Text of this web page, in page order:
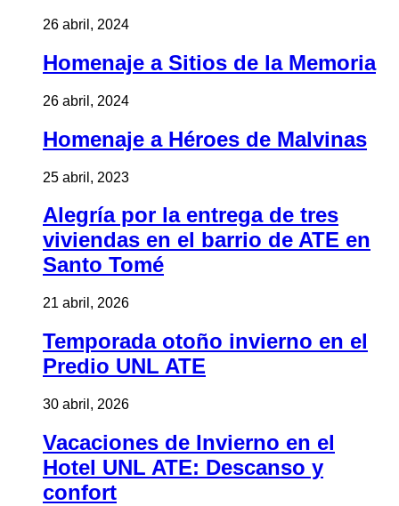
26 abril, 2024
Homenaje a Sitios de la Memoria
26 abril, 2024
Homenaje a Héroes de Malvinas
25 abril, 2023
Alegría por la entrega de tres
viviendas en el barrio de ATE en
Santo Tomé
21 abril, 2026
Temporada otoño invierno en el
Predio UNL ATE
30 abril, 2026
Vacaciones de Invierno en el
Hotel UNL ATE: Descanso y
confort